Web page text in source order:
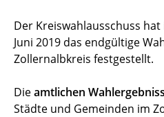
Der Kreiswahlausschuss
Juni 2019 das endgültige
Zollernalbkreis festgestellt.
Dieamtlichen
Städte und Gemeinden im